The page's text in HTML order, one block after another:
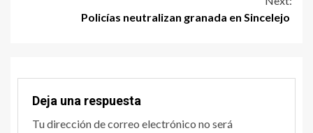
Policías neutralizan granada en Sincelejo
Deja una respuesta
Tu dirección de correo electrónico no será